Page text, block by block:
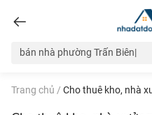
Trang chủ / Cho thuê kho, nhà